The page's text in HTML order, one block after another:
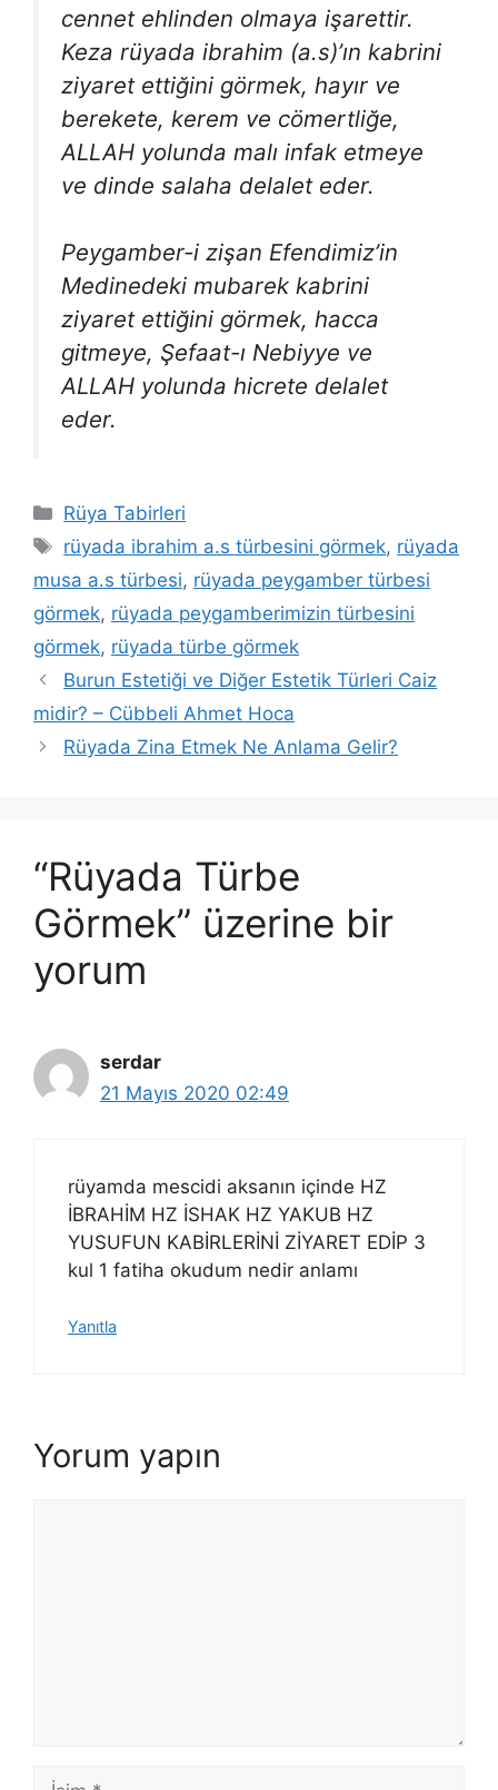
cennet ehlinden olmaya işarettir.
Keza rüyada ibrahim (a.s)’ın kabrini
ziyaret ettiğini görmek, hayır ve
berekete, kerem ve cömertliğe,
ALLAH yolunda malı infak etmeye
ve dinde salaha delalet eder.
Peygamber-i zişan Efendimiz’in
Medinedeki mubarek kabrini
ziyaret ettiğini görmek, hacca
gitmeye, Şefaat-ı Nebiyye ve
ALLAH yolunda hicrete delalet
eder.
Kategoriler
Rüya Tabirleri
Etiketler
rüyada ibrahim a.s türbesini görmek, rüyada
musa a.s türbesi, rüyada peygamber türbesi
görmek, rüyada peygamberimizin türbesini
görmek, rüyada türbe görmek
Burun Estetiği ve Diğer Estetik Türleri Caiz
midir? – Cübbeli Ahmet Hoca
Rüyada Zina Etmek Ne Anlama Gelir?
“Rüyada Türbe
Görmek” üzerine bir
yorum
serdar
21 Mayıs 2020 02:49
rüyamda mescidi aksanın içinde HZ
İBRAHİM HZ İSHAK HZ YAKUB HZ
YUSUFUN KABİRLERİNİ ZİYARET EDİP 3
kul 1 fatiha okudum nedir anlamı
Yanıtla
Yorum yapın
İsim